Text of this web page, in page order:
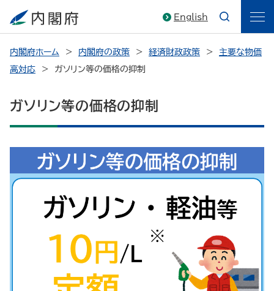
English
内閣府ホーム 内閣府の政策 経済財政政策
主要な物価
高対応
ガソリン等の価格の抑制
ガソリン等の価格の抑制